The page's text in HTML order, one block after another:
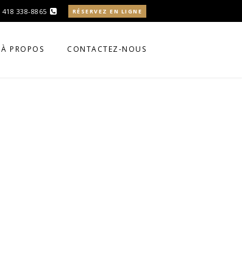
418 338-8865 RÉSERVEZ EN LIGNE
À PROPOS CONTACTEZ-NOUS